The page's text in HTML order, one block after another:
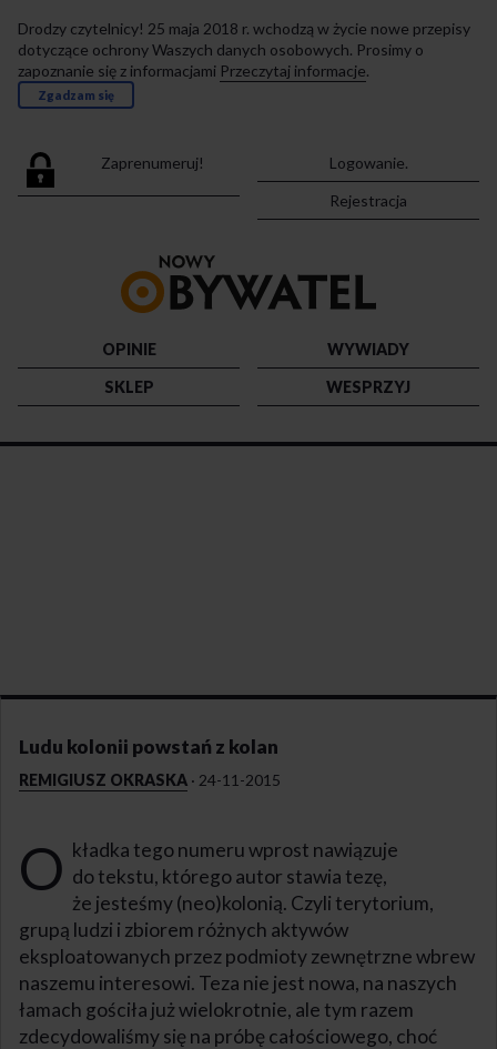
Drodzy czytelnicy! 25 maja 2018 r. wchodzą w życie nowe przepisy
dotyczące ochrony Waszych danych osobowych. Prosimy o
zapoznanie się z informacjami Przeczytaj informacje.
Zgadzam się
Zaprenumeruj!
Logowanie.
Rejestracja
strony
OPINIE
WYWIADY
SKLEP
WESPRZYJ
Ludu kolonii powstań z kolan
REMIGIUSZ OKRASKA · 24-11-2015
O kładka tego numeru wprost nawiązuje
do tekstu, którego autor stawia tezę,
że jesteśmy (neo)kolonią. Czyli terytorium,
grupą ludzi i zbiorem różnych aktywów
eksploatowanych przez podmioty zewnętrzne wbrew
naszemu interesowi. Teza nie jest nowa, na naszych
łamach gościła już wielokrotnie, ale tym razem
zdecydowaliśmy się na próbę całościowego, choć